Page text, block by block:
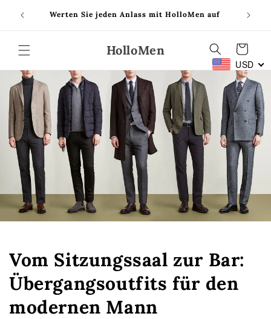
zum
Hören Sie, was unsere Kunden sagen – sehen Sie
sich unsere Seite mit Erfahrungsberichten an!
HolloMen Warenkorb
USD
Vom Sitzungssaal zur Bar:
Übergangsoutfits für den
modernen Mann